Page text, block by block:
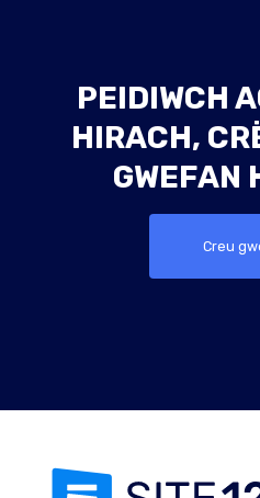
PEIDIWCH
HIRACH,
GWEFAN
Creu